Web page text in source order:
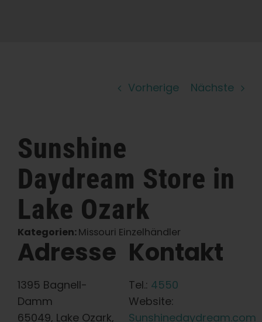
Deutsch
Suche
nach:
Vorherige Nächste
Sunshine
Daydream Store in
Lake Ozark
Kategorien:Missouri Einzelhändler
Adresse
1395 Bagnell-
Damm
65049, Lake Ozark,
Kontakt
Tel.: 4550
Website:
Sunshinedaydream.com